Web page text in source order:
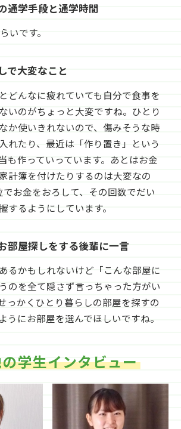
通学手段と通学時間
いです。
で大変なこと
どんなに疲れていても自分で食事を
いのがちょっと大変ですね。ひとり
か使いきれないので、傷みそうな時
れたり、最近は「作り置き」という
も作っていっています。あとはお金
計簿を付けたりするのは大変なの
お金をおろして、その回数でだい
するようにしています。
部屋探しをする後輩に一言
るかもしれないけど「こんな部屋に
のを全て隠さず言っちゃった方がい
っかくひとり暮らしの部屋を探すの
うにお部屋を選んでほしいですね。
学生インタビュー